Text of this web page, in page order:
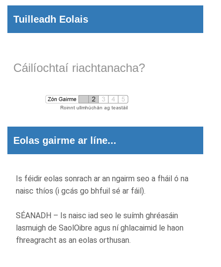
Tuilleadh Eolais
Cáilíochtaí riachtanacha?
Eolas gairme ar líne...
Is féidir eolas sonrach ar an ngairm seo a fháil ó na
naisc thíos (i gcás go bhfuil sé ar fáil).
SÉANADH – Is naisc iad seo le suímh ghréasáin
lasmuigh de SaolOibre agus ní ghlacaimid le haon
fhreagracht as an eolas orthusan.